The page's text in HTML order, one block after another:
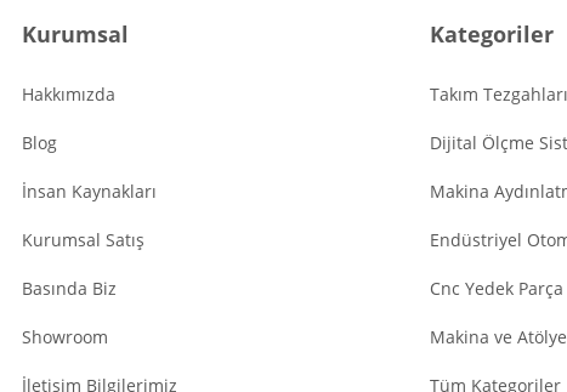
Kurumsal
Hakkımızda
Blog
İnsan Kaynakları
Kurumsal Satış
Basında Biz
Showroom
İletişim Bilgilerimiz
Kategoriler
Takım Tezgahları
Dijital Ölçme
Makina
Endüstriyel
Cnc Yedek
Makina ve
Tüm Kategoriler